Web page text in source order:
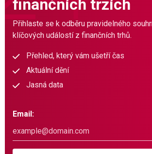
finančních trzích
Přihlaste se k odběru pravidelného
klíčových událostí z finančních trhů.
Přehled, který vám ušetří čas
Aktuální dění
Jasná data
Email: